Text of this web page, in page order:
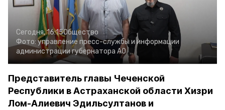
Сегодня, 16:15Общество
Фото: управление пресс-службы и информации
администрации губернатора АО
Представитель главы Чеченской
Республики в Астраханской области Хизри
Лом-Алиевич Эдильсултанов и